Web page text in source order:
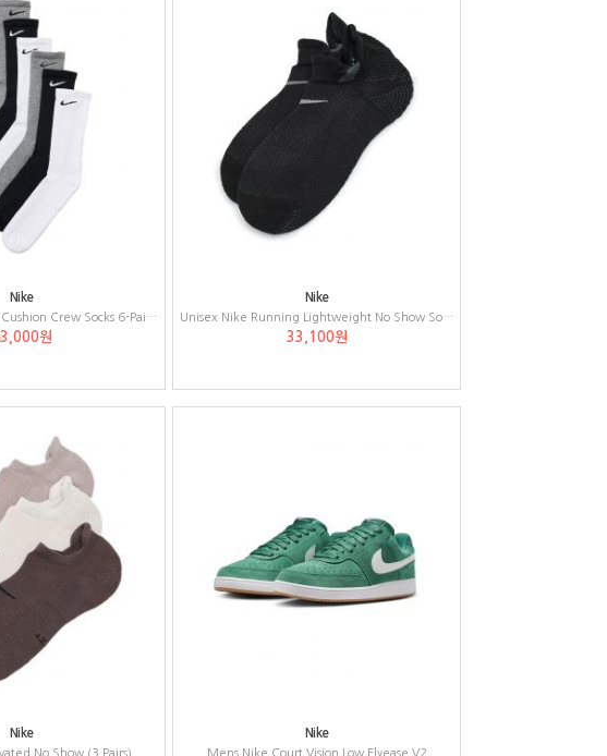
Nike
Mens Nike Everyday Cushion Crew Socks 6-Pair Pack
원
Nike
Unisex Nike Running Lightweight No Show Socks (1-Pair)
33,100원
Nike
No Show (3 Pairs)
Nike
Mens Nike Court Vision Low Flyease V2